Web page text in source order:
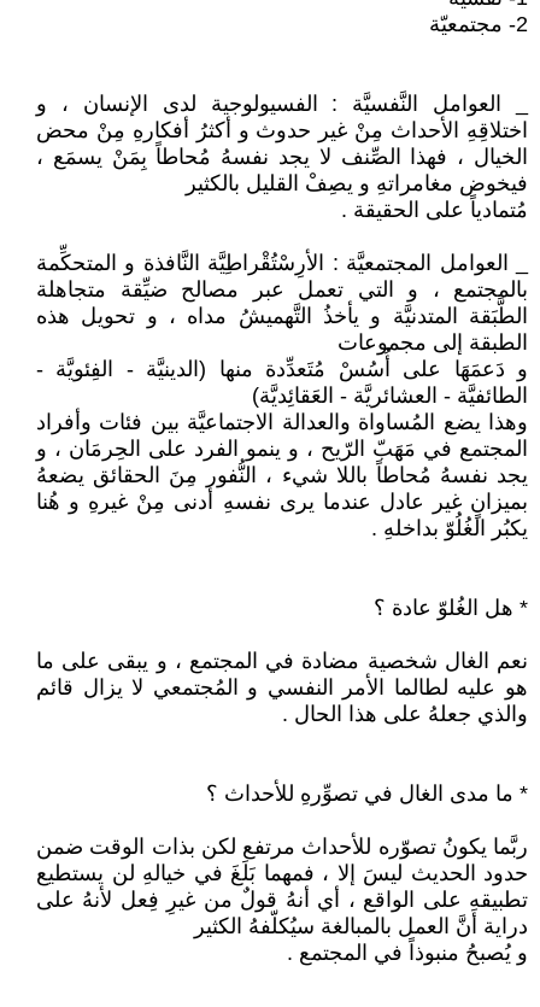
2- مجتمعيّة
_ العوامل النَّفسيَّة : الفسيولوجية لدى الإنسان ، و
اختلاقِهِ الأحداث مِنْ غير حدوث و أكثرُ أفكارهِ مِنْ محض
الخيال ، فهذا الصِّنف لا يجد نفسهُ مُحاطاً بِمَنْ يسمَع ،
فيخوض مغامراتهِ و يصِفْ القليل بالكثير
مُتمادياً على الحقيقة .
_ العوامل المجتمعيَّة : الأرِسْتُقْراطِيَّة النَّافذة و المتحكِّمة
بالمجتمع ، و التي تعمل عبر مصالح ضيِّقة متجاهلة
الطَّبَقة المتدنيَّة و يأخذُ التَّهميشُ مداه ، و تحويل هذه
الطبقة إلى مجموعات
و دَعمَهَا على أُسُسْ مُتَعدِّدة منها (الدينيَّة - الفِئويَّة -
الطائفيَّة - العشائريَّة - العَقائِديَّة)
وهذا يضع المُساواة والعدالة الاجتماعيَّة بين فئات وأفراد
المجتمع في مَهَبّ الرّيح ، و ينمو الفرد على الحِرمَان ، و
يجد نفسهُ مُحاطاً باللا شيء ، النُّفور مِنَ الحقائق يضعهُ
بميزانٍ غير عادل عندما يرى نفسهِ أدنى مِنْ غيرهِ و هُنا
يكبُر الغُلُوّ بداخلهِ .
* هل الغُلوّ عادة ؟
نعم الغال شخصية مضادة في المجتمع ، و يبقى على ما
هو عليه لطالما الأمر النفسي و المُجتمعي لا يزال قائم
والذي جعلهُ على هذا الحال .
* ما مدى الغال في تصوِّرهِ للأحداث ؟
ربَّما يكونُ تصوّره للأحداث مرتفع لكن بذات الوقت ضمن
حدود الحديث ليسَ إلا ، فمهما بَلَغَ في خيالهِ لن يستطيع
تطبيقهِ على الواقع ، أي أنهُ قولٌ من غيرِ فِعل لأنهُ على
دراية أنَّ العمل بالمبالغة سيُكلّفهُ الكثير
و يُصبحُ منبوذاً في المجتمع .